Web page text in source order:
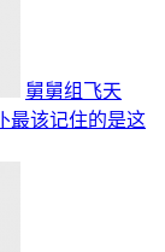
舅舅组飞天
最该记住的是这